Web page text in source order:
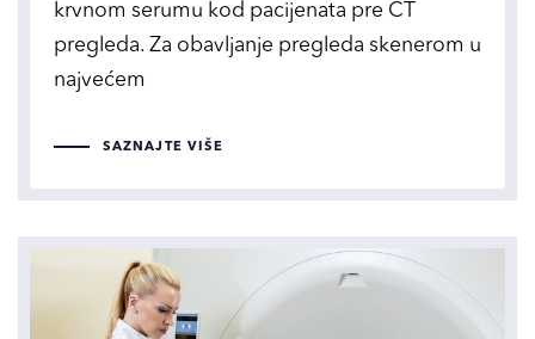
krvnom serumu kod pacijenata pre CT
pregleda. Za obavljanje pregleda skenerom u
najvećem
SAZNAJTE VIŠE